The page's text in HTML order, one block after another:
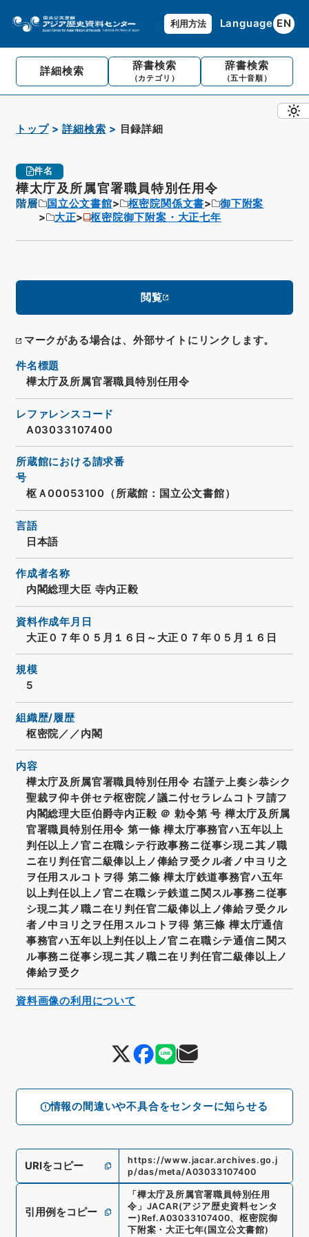
利用方法 Language EN
詳細検索 辞書検索
（カテゴリ）
辞書検索
（五十音順）
トップ 詳細検索 目録詳細
件名
樺太庁及所属官署職員特別任用令
階層 国立公文書館 枢密院関係文書
御下附案
大正
枢密院御下附案・大正七年
閲覧
マークがある場合は、外部サイトにリンクします。
情報の間違いや不具合をセンターに知らせる
件名標題
樺太庁及所属官署職員特別任用令
レファレンスコード
A03033107400
所蔵館における請求番
号
枢Ａ00053100（所蔵館：国立公文書館）
言語
日本語
作成者名称
内閣総理大臣 寺内正毅
資料作成年月日
大正０７年０５月１６日～大正０７年０５月１６日
規模
5
組織歴/履歴
枢密院／／内閣
内容
樺太庁及所属官署職員特別任用令 右謹テ上奏シ恭シク
聖裁ヲ仰キ併セテ枢密院ノ議ニ付セラレムコトヲ請フ
内閣総理大臣伯爵寺内正毅 ＠ 勅令第 号 樺太庁及所属
官署職員特別任用令 第一條 樺太庁事務官ハ五年以上
判任以上ノ官ニ在職シテ行政事務ニ従事シ現ニ其ノ職
ニ在リ判任官二級俸以上ノ俸給ヲ受クル者ノ中ヨリ之
ヲ任用スルコトヲ得 第二條 樺太庁鉄道事務官ハ五年
以上判任以上ノ官ニ在職シテ鉄道ニ関スル事務ニ従事
シ現ニ其ノ職ニ在リ判任官二級俸以上ノ俸給ヲ受クル
者ノ中ヨリ之ヲ任用スルコトヲ得 第三條 樺太庁通信
事務官ハ五年以上判任以上ノ官ニ在職シテ通信ニ関ス
ル事務ニ従事シ現ニ其ノ職ニ在リ判任官二級俸以上ノ
俸給ヲ受ク
URIをコピー
https://www.jacar.archives.go.j
p/das/meta/A03033107400
引用例をコピー
「 樺太庁及所属官署職員特別任用
令 」 JACAR(アジア歴史資料センタ
ー) Ref.A03033107400、枢密院御
下附案・大正七年( 国立公文書館)
資料画像の利用について